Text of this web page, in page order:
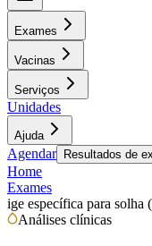
Exames
Vacinas
Serviços
Unidades
Ajuda
Agendar Resultados de
Home
Exames
ige específica para solha
Análises clínicas